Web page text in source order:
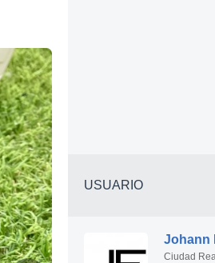
USUARIO
Johann
Ciudad